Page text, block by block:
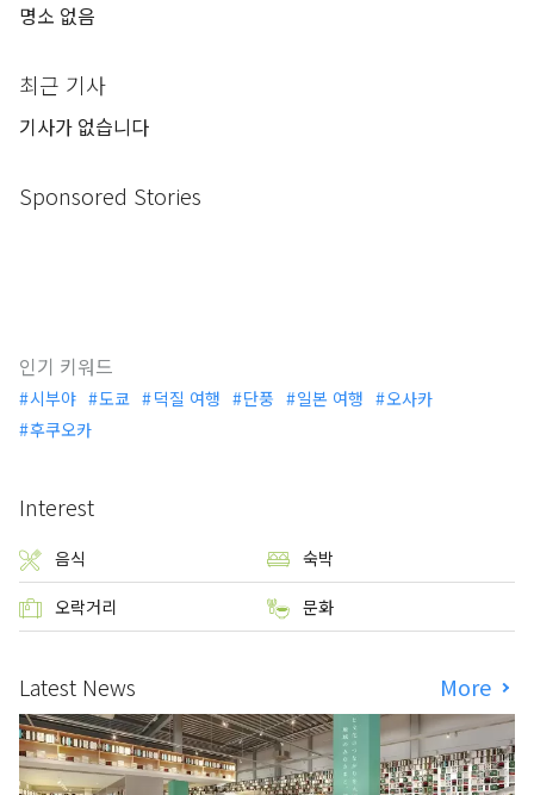
명소 없음
최근 기사
기사가 없습니다
Sponsored Stories
인기 키워드
시부야 도쿄 덕질 여행 단풍 일본 여행
오사카
후쿠오카
Interest
음식 숙박
오락거리 문화
Latest News More